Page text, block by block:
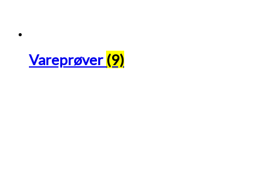
Vareprøver (9)